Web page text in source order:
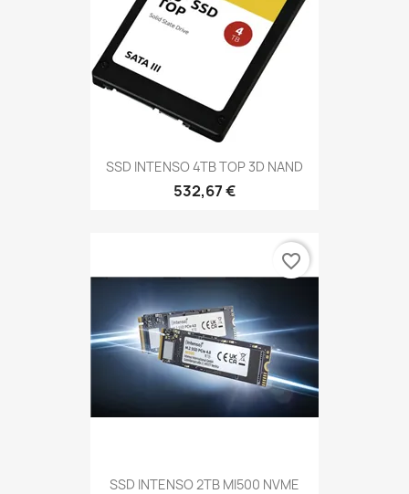
SSD INTENSO 4TB TOP 3D NAND
532,67 €
SSD INTENSO 2TB MI500 NVME
favorite_border